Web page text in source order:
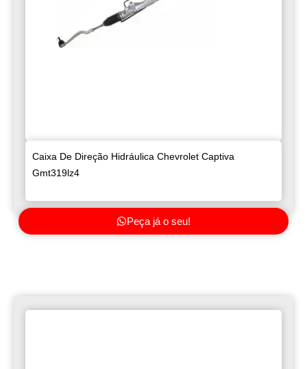
Caixa De Direção Hidráulica Chevrolet Captiva
Gmt319lz4
Peça já o seu!